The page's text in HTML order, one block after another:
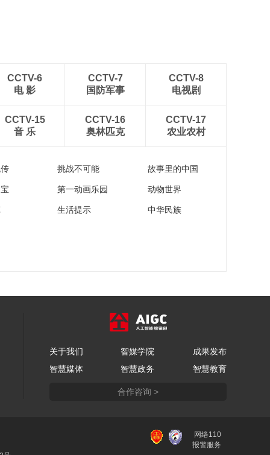
CCTV-6
电 影
CCTV-7
国防军事
CCTV-8
电视剧
CCTV-15
音 乐
CCTV-16
奥林匹克
CCTV-17
农业农村
挑战不可能 故事里的中国
第一动画乐园 动物世界
生活提示 中华民族
关于我们 智媒学院
成果发布
智慧媒体
智慧政务 智慧教育
合作咨询 >
网络110
报警服务